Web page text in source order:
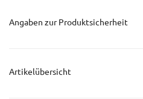
Angaben zur Produktsicherheit
Artikelübersicht